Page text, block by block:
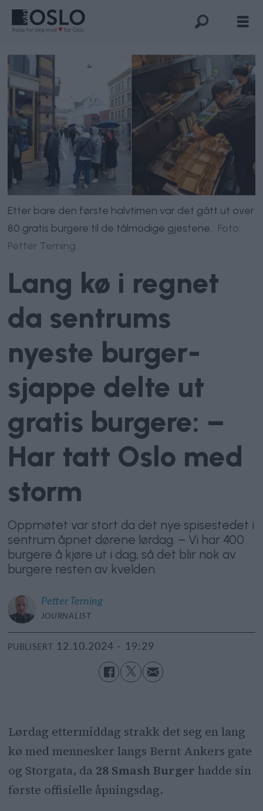
Etter bare den første halvtimen var det gått ut over
80 gratis burgere til de tålmodige gjestene.
Foto:
Petter Terning
Lang kø i regnet
da sentrums
nyeste burger-
sjappe delte ut
gratis burgere: –
Har tatt Oslo med
storm
Oppmøtet var stort da det nye spisestedet i
sentrum åpnet dørene lørdag. – Vi har 400
burgere å kjøre ut i dag, så det blir nok av
burgere resten av kvelden.
Petter Terning
JOURNALIST
PUBLISERT 12.10.2024 - 19:29
Lørdag ettermiddag strakk det seg en lang
kø med mennesker langs Bernt Ankers gate
og Storgata, da 28 Smash Burger hadde sin
første offisielle åpningsdag.